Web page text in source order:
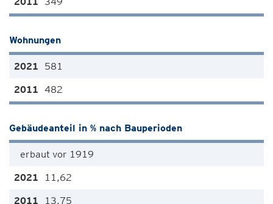
Wohnungen
581
482
Gebäudeanteil in % nach Bauperioden
erbaut vor 1919
11,62
13,75